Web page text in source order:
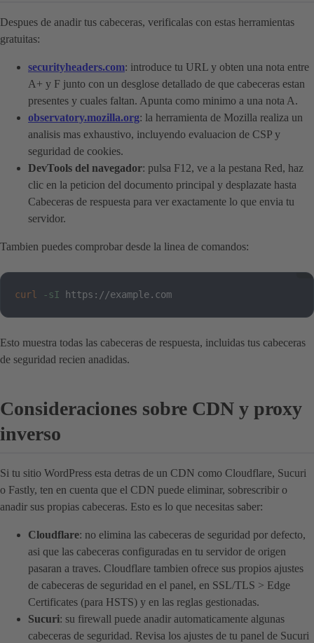
Despues de anadir tus cabeceras, verificalas con estas herramientas
gratuitas:
securityheaders.com: introduce tu URL y obten una nota entre
A+ y F junto con un desglose detallado de que cabeceras estan
presentes y cuales faltan. Apunta como minimo a una nota A.
observatory.mozilla.org: la herramienta de Mozilla realiza un
analisis mas exhaustivo, incluyendo evaluacion de CSP y
seguridad de cookies.
DevTools del navegador: pulsa F12, ve a la pestana Red, haz
clic en la peticion del documento principal y desplazate hasta
Cabeceras de respuesta para ver exactamente lo que envia tu
servidor.
Tambien puedes comprobar desde la linea de comandos:
curl -sI https://example.com
Esto muestra todas las cabeceras de respuesta, incluidas tus cabeceras
de seguridad recien anadidas.
Consideraciones sobre CDN y proxy
inverso
Si tu sitio WordPress esta detras de un CDN como Cloudflare, Sucuri
o Fastly, ten en cuenta que el CDN puede eliminar, sobrescribir o
anadir sus propias cabeceras. Esto es lo que necesitas saber:
Cloudflare: no elimina las cabeceras de seguridad por defecto,
asi que las cabeceras configuradas en tu servidor de origen
pasaran a traves. Cloudflare tambien ofrece sus propios ajustes
de cabeceras de seguridad en el panel, en SSL/TLS > Edge
Certificates (para HSTS) y en las reglas gestionadas.
Sucuri: su firewall puede anadir automaticamente algunas
cabeceras de seguridad. Revisa los ajustes de tu panel de Sucuri